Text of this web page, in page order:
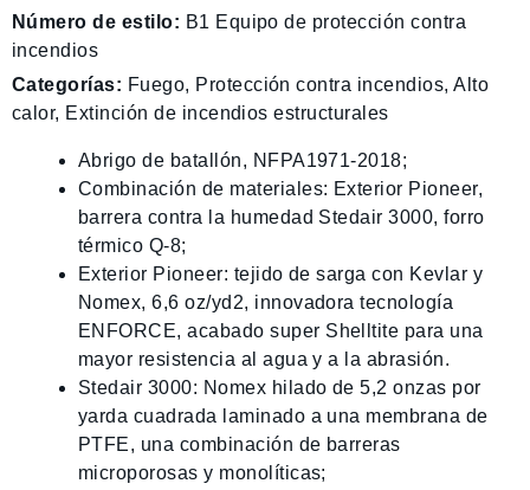
Número de estilo: B1 Equipo de protección contra
incendios
Categorías: Fuego, Protección contra incendios,Alto
calor, Extinción de incendios estructurales
Abrigo de batallón, NFPA1971-2018;
Combinación de materiales: Exterior Pioneer,
barrera contra la humedad Stedair 3000, forro
térmico Q-8;
Exterior Pioneer: tejido de sarga con Kevlar y
Nomex, 6,6 oz/yd2, innovadora tecnología
ENFORCE, acabado super Shelltite para una
mayor resistencia al agua y a la abrasión.
Stedair 3000: Nomex hilado de 5,2 onzas por
yarda cuadrada laminado a una membrana de
PTFE, una combinación de barreras
microporosas y monolíticas;